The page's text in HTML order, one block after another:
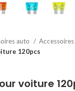
auto
Accessoires
120pcs
voiture